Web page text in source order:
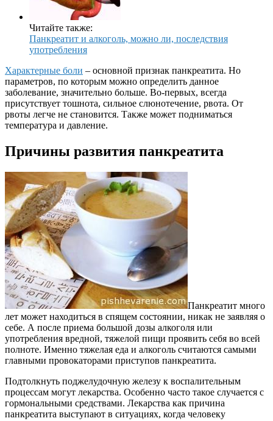
Читайте также:
Панкреатит и алкоголь, можно ли, последствия
употребления
Характерные боли – основной признак панкреатита. Но
параметров, по которым можно определить данное
заболевание, значительно больше. Во-первых, всегда
присутствует тошнота, сильное слюнотечение, рвота. От
рвоты легче не становится. Также может подниматься
температура и давление.
Причины развития панкреатита
Панкреатит много
лет может находиться в спящем состоянии, никак не заявляя о
себе. А после приема большой дозы алкоголя или
употребления вредной, тяжелой пищи проявить себя во всей
полноте. Именно тяжелая еда и алкоголь считаются самыми
главными провокаторами приступов панкреатита.
Подтолкнуть поджелудочную железу к воспалительным
процессам могут лекарства. Особенно часто такое случается с
гормональными средствами. Лекарства как причина
панкреатита выступают в ситуациях, когда человеку